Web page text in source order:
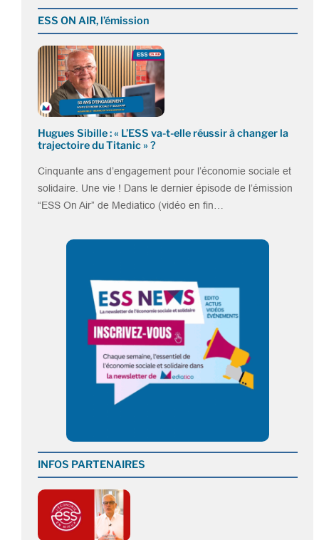
ESS ON AIR, l’émission
Hugues Sibille : « L’ESS va-t-elle réussir à changer la
trajectoire du Titanic » ?
Cinquante ans d’engagement pour l’économie sociale et
solidaire. Une vie ! Dans le dernier épisode de l’émission
“ESS On Air” de Mediatico (vidéo en fin…
INFOS PARTENAIRES